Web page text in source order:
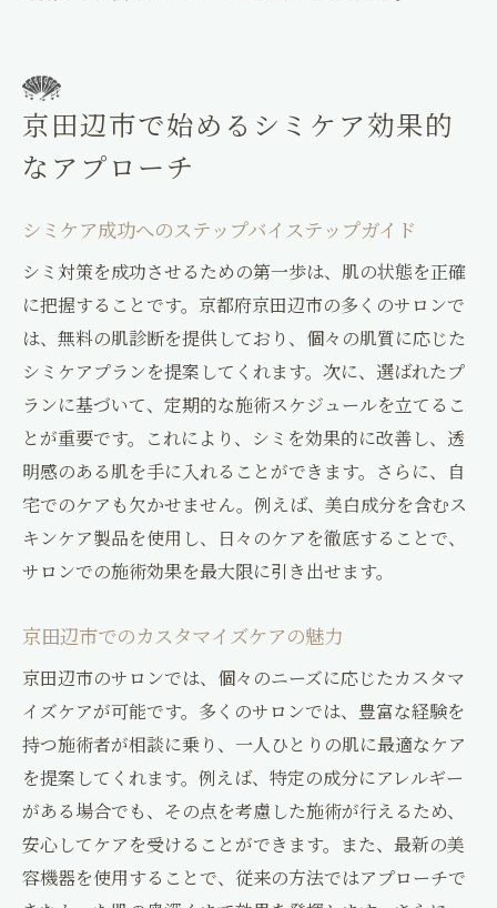
京田辺市で始めるシミケア効果的
なアプローチ
シミケア成功へのステップバイステップガイド
シミ対策を成功させるための第一歩は、肌の状態を正確
に把握することです。京都府京田辺市の多くのサロンで
は、無料の肌診断を提供しており、個々の肌質に応じた
シミケアプランを提案してくれます。次に、選ばれたプ
ランに基づいて、定期的な施術スケジュールを立てるこ
とが重要です。これにより、シミを効果的に改善し、透
明感のある肌を手に入れることができます。さらに、自
宅でのケアも欠かせません。例えば、美白成分を含むス
キンケア製品を使用し、日々のケアを徹底することで、
サロンでの施術効果を最大限に引き出せます。
京田辺市でのカスタマイズケアの魅力
京田辺市のサロンでは、個々のニーズに応じたカスタマ
イズケアが可能です。多くのサロンでは、豊富な経験を
持つ施術者が相談に乗り、一人ひとりの肌に最適なケア
を提案してくれます。例えば、特定の成分にアレルギー
がある場合でも、その点を考慮した施術が行えるため、
安心してケアを受けることができます。また、最新の美
容機器を使用することで、従来の方法ではアプローチで